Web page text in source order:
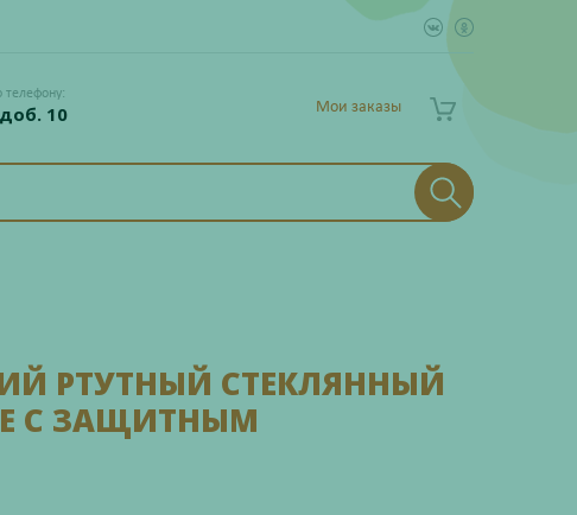
телефону:
10 Мои заказы
РТУТНЫЙ СТЕКЛЯННЫЙ
С ЗАЩИТНЫМ